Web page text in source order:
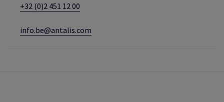
+32 (0)2 451 12 00
info.be@antalis.com